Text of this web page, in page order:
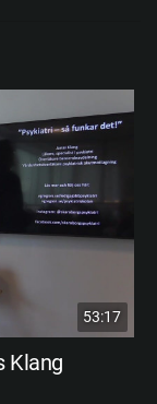
53:17
Klang